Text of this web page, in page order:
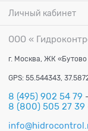
Личный кабинет
ООО «
г. Москва, ЖК «Бутово
GPS: 55.544343,
8 (495) 902 54 79
8 (800) 505 27 39